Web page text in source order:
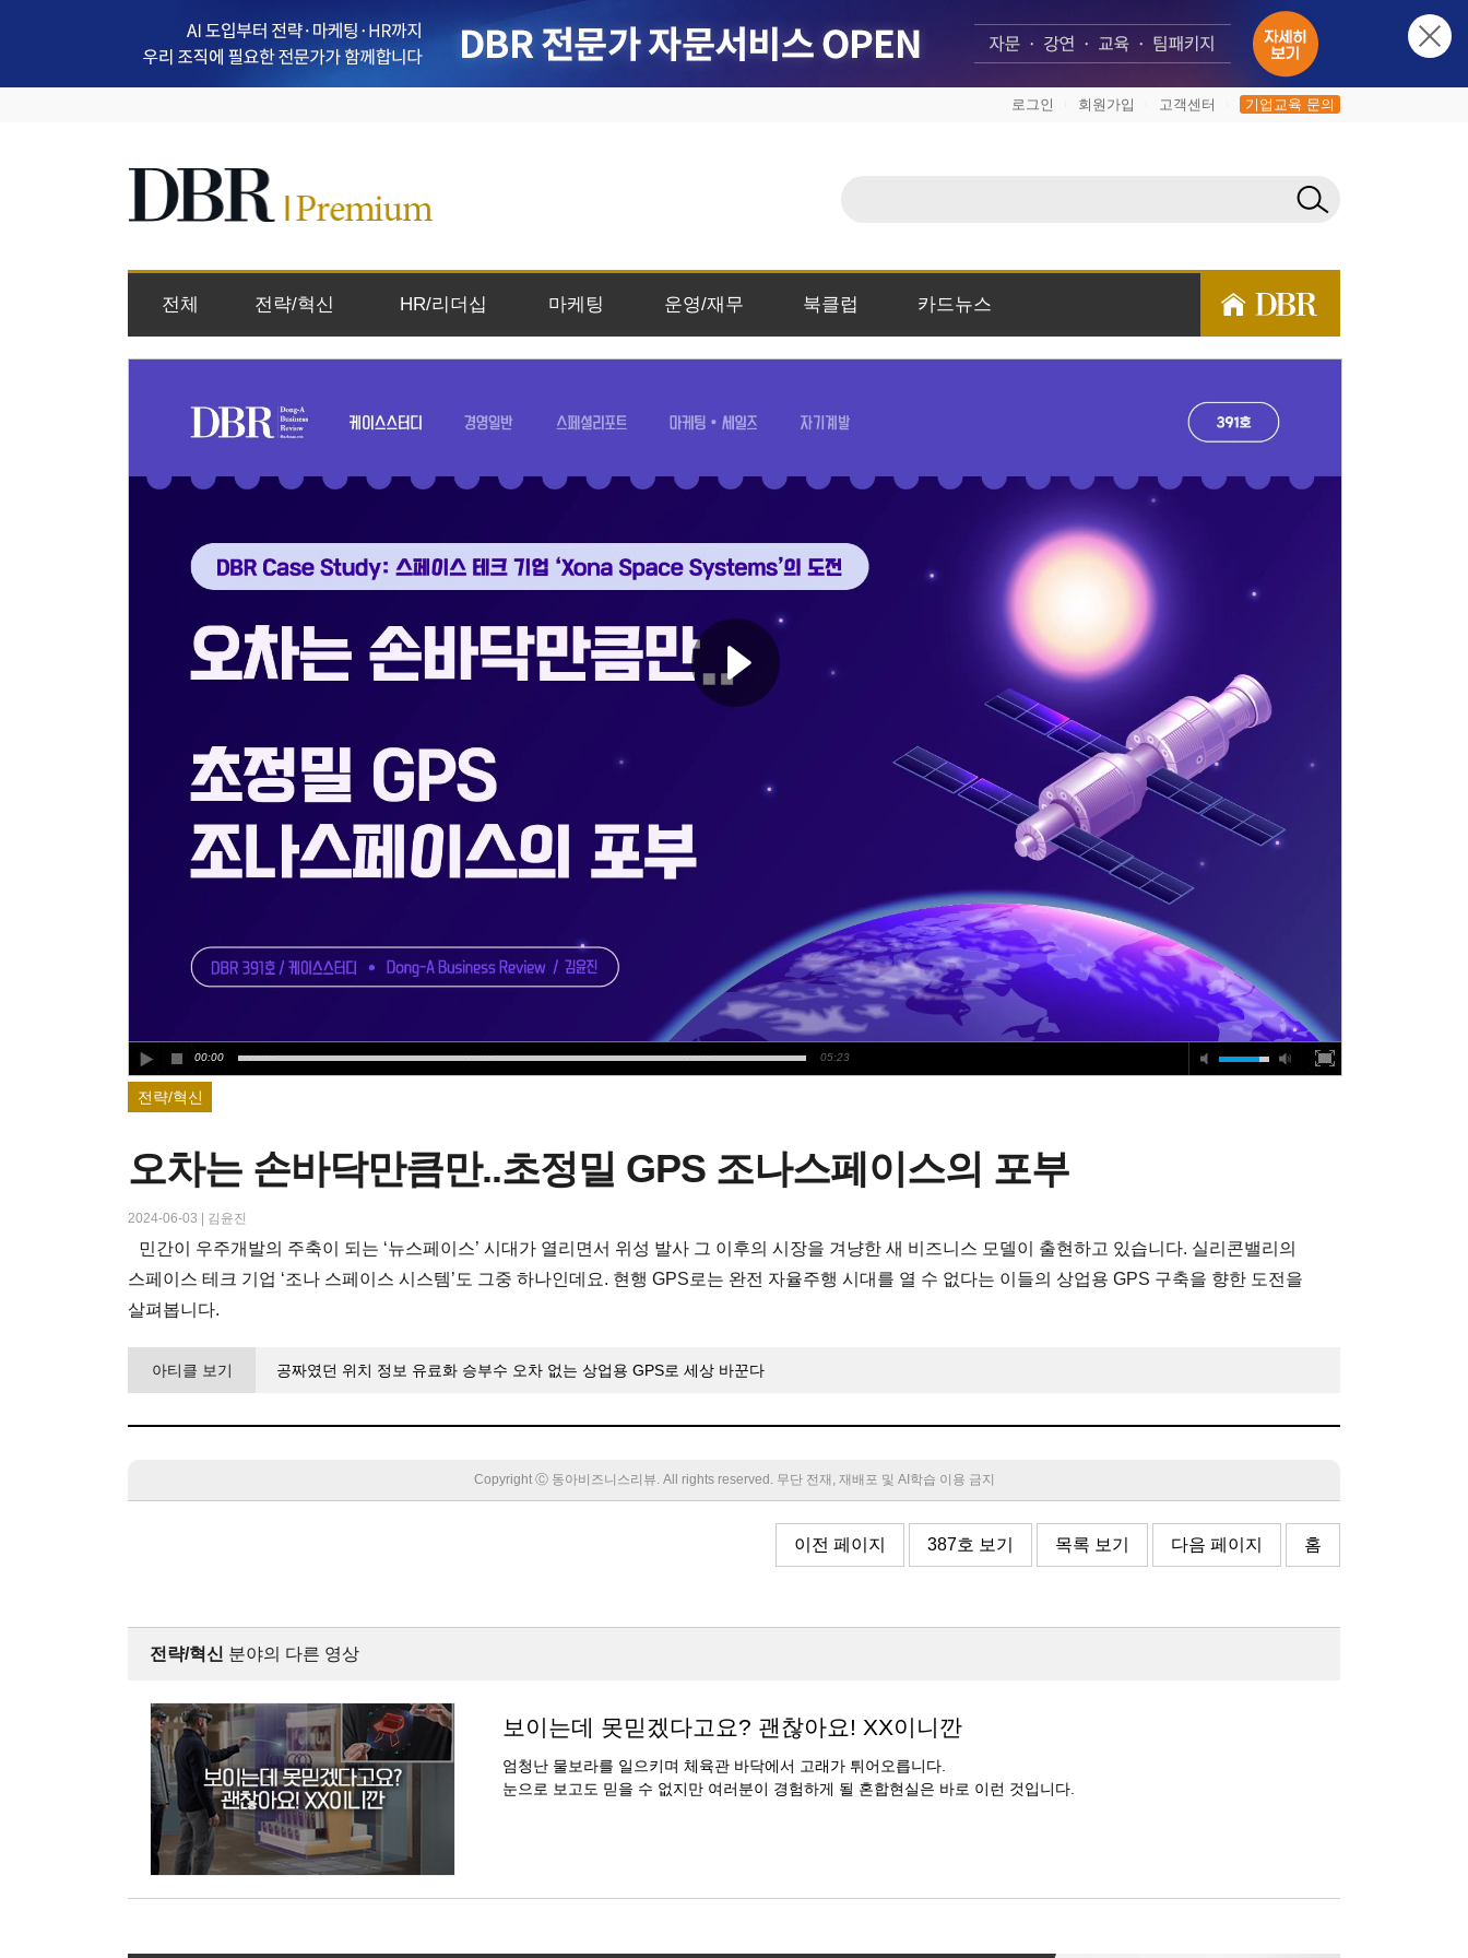
로그인 회원가입 고객센터 기업교육 문의
전체 전략/혁신 HR/리더십 마케팅 운영/재무 북클럽 카드뉴스
00:00 05:23
전략/혁신
오차는 손바닥만큼만..초정밀 GPS 조나스페이스의 포부
2024-06-03 | 김윤진
민간이 우주개발의 주축이 되는 ‘뉴스페이스’ 시대가 열리면서 위성 발사 그 이후의 시장을 겨냥한 새 비즈니스 모델이 출현하고 있습니다. 실리콘밸리의
스페이스 테크 기업 ‘조나 스페이스 시스템’도 그중 하나인데요. 현행 GPS로는 완전 자율주행 시대를 열 수 없다는 이들의 상업용 GPS 구축을 향한 도전을
살펴봅니다.
아티클 보기 공짜였던 위치 정보 유료화 승부수 오차 없는 상업용 GPS로 세상 바꾼다
Copyright Ⓒ 동아비즈니스리뷰. All rights reserved. 무단 전재, 재배포 및 AI학습 이용 금지
이전 페이지 387호 보기 목록 보기 다음 페이지 홈
전략/혁신 분야의 다른 영상
보이는데 못믿겠다고요? 괜찮아요! XX이니깐
엄청난 물보라를 일으키며 체육관 바닥에서 고래가 튀어오릅니다.
눈으로 보고도 믿을 수 없지만 여러분이 경험하게 될 혼합현실은 바로 이런 것입니다.